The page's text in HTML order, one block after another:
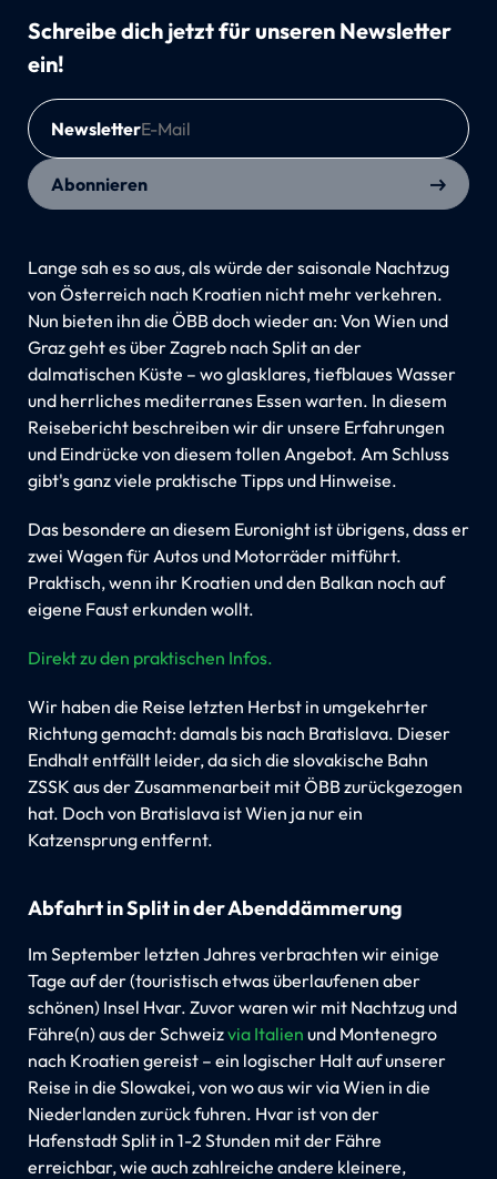
Schreibe dich jetzt für unseren Newsletter
ein!
Newsletter
Abonnieren
Lange sah es so aus, als würde der saisonale Nachtzug
von Österreich nach Kroatien nicht mehr verkehren.
Nun bieten ihn die ÖBB doch wieder an: Von Wien und
Graz geht es über Zagreb nach Split an der
dalmatischen Küste – wo glasklares, tiefblaues Wasser
und herrliches mediterranes Essen warten. In diesem
Reisebericht beschreiben wir dir unsere Erfahrungen
und Eindrücke von diesem tollen Angebot. Am Schluss
gibt's ganz viele praktische Tipps und Hinweise.
Das besondere an diesem Euronight ist übrigens, dass er
zwei Wagen für Autos und Motorräder mitführt.
Praktisch, wenn ihr Kroatien und den Balkan noch auf
eigene Faust erkunden wollt.
Direkt zu den praktischen Infos.
Wir haben die Reise letzten Herbst in umgekehrter
Richtung gemacht: damals bis nach Bratislava. Dieser
Endhalt entfällt leider, da sich die slovakische Bahn
ZSSK aus der Zusammenarbeit mit ÖBB zurückgezogen
hat. Doch von Bratislava ist Wien ja nur ein
Katzensprung entfernt.
Abfahrt in Split in der Abenddämmerung
Im September letzten Jahres verbrachten wir einige
Tage auf der (touristisch etwas überlaufenen aber
schönen) Insel Hvar. Zuvor waren wir mit Nachtzug und
Fähre(n) aus der Schweizvia Italien und Montenegro
nach Kroatien gereist – ein logischer Halt auf unserer
Reise in die Slowakei, von wo aus wir via Wien in die
Niederlanden zurück fuhren. Hvar ist von der
Hafenstadt Split in 1-2 Stunden mit der Fähre
erreichbar, wie auch zahlreiche andere kleinere,